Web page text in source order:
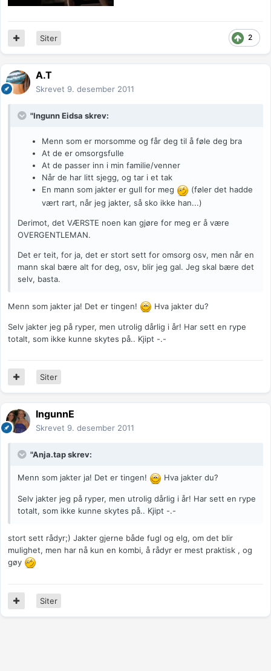
2
Siter
A.T
Skrevet 9. desember 2011
"Ingunn Eidsa skrev:
Menn som er morsomme og får deg til å føle deg bra
At de er omsorgsfulle
At de passer inn i min familie/venner
Når de har litt sjegg, og tar i et tak
En mann som jakter er gull for meg
(føler det hadde
vært rart, når jeg jakter, så sko ikke han...)
Derimot, det VÆRSTE noen kan gjøre for meg er å være
OVERGENTLEMAN.
Det er teit, for ja, det er stort sett for omsorg osv, men når en
mann skal bære alt for deg, osv, blir jeg gal. Jeg skal bære det
selv, basta.
Menn som jakter ja! Det er tingen! Hva jakter du?
Selv jakter jeg på ryper, men utrolig dårlig i år! Har sett en rype
totalt, som ikke kunne skytes på.. Kjipt -.-
Siter
IngunnE
Skrevet 9. desember 2011
"Anja.tap skrev:
Menn som jakter ja! Det er tingen! Hva jakter du?
Selv jakter jeg på ryper, men utrolig dårlig i år! Har sett en rype
totalt, som ikke kunne skytes på.. Kjipt -.-
stort sett rådyr;) Jakter gjerne både fugl og elg, om det blir
mulighet, men har nå kun en kombi, å rådyr er mest praktisk , og
gøy
Siter